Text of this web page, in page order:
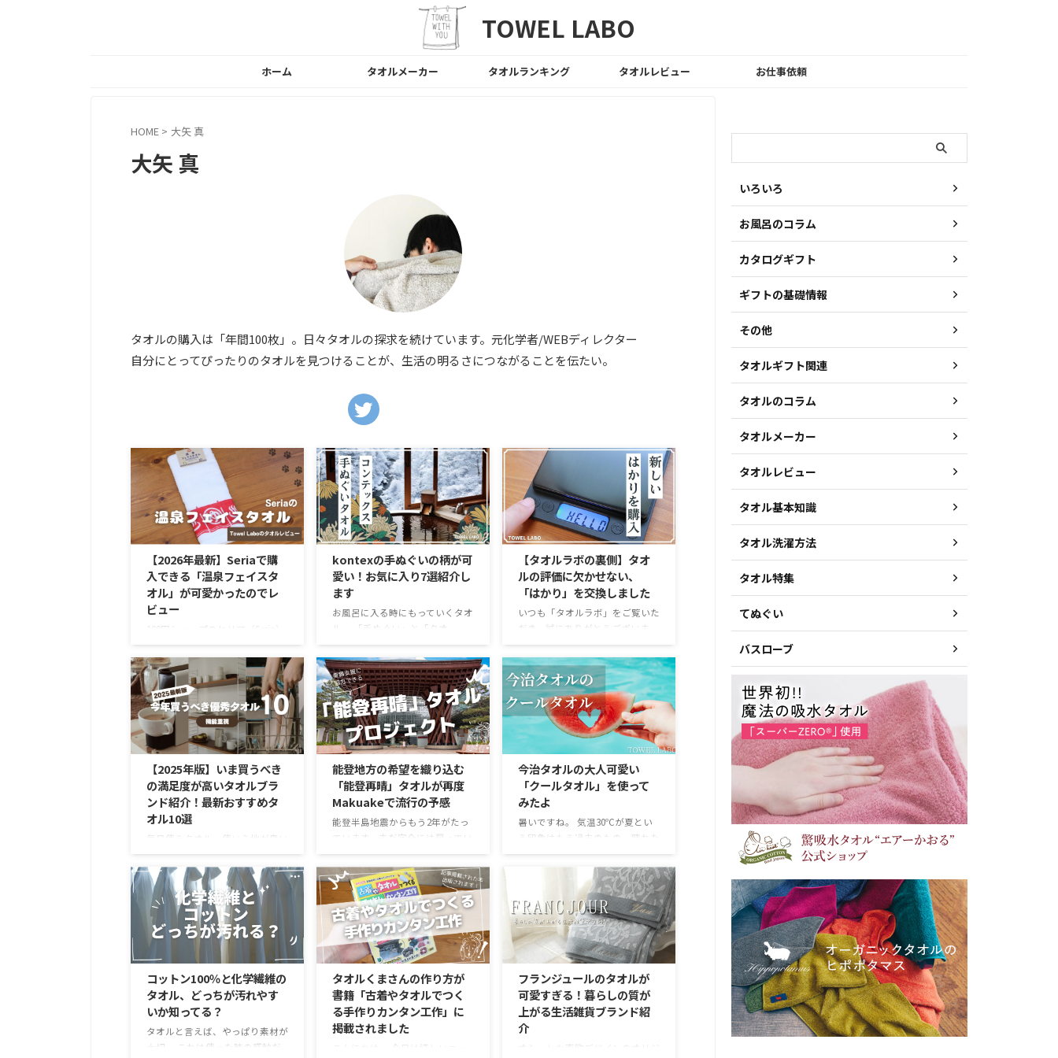
TOWEL LABO
ホーム タオルメーカー タオルランキング タオルレビュー お仕事依頼
HOME > 大矢 真
大矢 真
タオルの購入は「年間100枚」。日々タオルの探求を続けています。元化学者/WEBディレクター
自分にとってぴったりのタオルを見つけることが、生活の明るさにつながることを伝たい。
【2026年最新】Seriaで購
入できる「温泉フェイスタ
オル」が可愛かったのでレ
ビュー
100円ショップのセリア（Seria）
ぬぐいタオル」を見つけました。
日本風の可愛らしいデザインはも
ちろん、驚いたのはその機能的な
構造です。 実際に購入してわか
った使い心地や、100円とは思え
ない仕様について詳しくレビュー
します。 セリアで見つけた！和
モダンな「温泉フェイスタオル」
セリアのタオルコーナーでみつけ
た、日本らしいモチーフが描かれ
た手ぬぐいタオルです。 今回購
入したものは、どこか懐かしさを
その可愛らしさは、小さな子供が
「温泉の入り口み ...
kontexの手ぬぐいの柄が可
愛い！お気に入り7選紹介し
ます
お風呂に入る時にもっていくタオ
ル。 「手ぬぐい」と「タオ
は吸水力がよくてフワフワ気持ち
いい、手ぬぐいは乾きやすい。そ
れぞれにメリットはありますが、
吸水すれば乾きにくい、乾きやす
いってことは吸水力が足りない。
そんな悩みを一気に解決してくれ
るのが、今治の老舗メーカー
kontex（コンテックス）の「手
ぬぐいタオル（布ごよみ）」で
す。 今回は、私が思わずコレク
ションしたくなってしまった、柄
が可愛すぎるお気に入り7選をご
ぬぐいタオル」の3つのすごい ...
【タオルラボの裏側】タオ
ルの評価に欠かせない、
「はかり」を交換しました
いつも「タオルラボ」をご覧いた
だき、誠にありがとうございま
感だけでなく、タオルの機能を数
値化し、定量的に評価すること
で、本当に価値のあるタオル選び
のサポートを目指しています。
その定量評価の根幹をなす、非常
に重要なツールがあります。それ
が、タオルの重さを正確に測るた
めの「はかり」です。 今回、長
年活躍してくれた旧はかりが引退
し、新しい高精度なはかりを導入
しましたので、その舞台裏をご報
告させていただきます。 はかり
に高めるためにこれまで使用して
【2025年版】いま買うべき
の満足度が高いタオルブラ
ンド紹介！最新おすすめタ
オル10選
毎日使うタオル、使い心地が良い
させる重要なアイテムです。 タ
オル選びで悩んだときには、確か
なブランドが作る安定の品質のも
のを選ぶのが良いです。 今回は
流行や最新技術が使われているブ
ランドの中から今年注目のタオル
をまとめていきます。 2025年に
買うべきおすすめタオル10選 タ
オルで重要なやわらかさ、吸水
性、速乾性。これらを満たす新し
い技術や、新ブランドなどを中心
に実際に使って心地良いと感じた
能登地方の希望を織り込む
「能登再晴」タオルが再度
Makuakeで流行の予感
能登半島地震からもう2年がたっ
ています。未だ完全には戻ってい
そんな被災地である能登から届い
た、タオルに関する復興支援プロ
ジェクトが始まっています。これ
は以前も紹介した「能登再晴」の
第2弾。今回も応援購入サービス
Makuakeで高い人気を見せていま
す。 今回は、公開わずか1日で目
標金額を達成する勢いとなってい
ます。 こうした人気をみている
と、震災から時間が経った今で
も、能登への温かい想い日本中に
広がっていることを感じられます
今治タオルの大人可愛い
「クールタオル」を使って
みたよ
暑いですね。 気温30℃が夏とい
う印象はもう過去のもの。晴れた
です。 外出先で便利なのが、ネ
ッククーラーだったりすると思い
ますが、汗が出るような場面では
なかなか快適さは持続しないとい
う欠点があったりします。 そん
な時には、冷たくて、汗の拭きと
りもできるタオルマフラーがおす
すめ。 今回は大人の女性が外で
つけても上品に見える、夏にぴっ
たりのタオルマフラーの紹介で
す。 今治製のタオルマフラーが
素敵 crescendo（クレシェン
コットン100％と化学繊維の
タオル、どっちが汚れやす
いか知ってる？
タオルと言えば、やっぱり素材が
大切。 これは使った時の感触だ
タオルくまさんの作り方が
書籍「古着やタオルでつく
る手作りカンタン工作」に
掲載されました
こんにちは。 今日は嬉しいニュ
フランジュールのタオルが
可愛すぎる！暮らしの質が
上がる生活雑貨ブランド紹
介
オシャレな南欧デザインのオリジ
いろいろ
お風呂のコラム
カタログギフト
ギフトの基礎情報
その他
タオルギフト関連
タオルのコラム
タオルメーカー
タオルレビュー
タオル基本知識
タオル洗濯方法
タオル特集
てぬぐい
バスローブ